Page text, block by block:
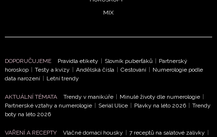
MIX
DOPORUČUJEME Pravidla etikety Slovník puberťáků
Partnerský
horoskop
Testy a kvízy Andělská čísla Cestování
Numerologie podle
data narození
Letní trendy
AKTUÁLNÍ TÉMATA Trendy v manikúře Minulé životy dle numerologie
Partnerské vztahy a numerologie
Seriál Ulice Plavky na léto 2026
Trendy
boty na léto 2026
VAŘENÍ A RECEPTY Vláčné domácí housky 7 receptů na salátové zálivky